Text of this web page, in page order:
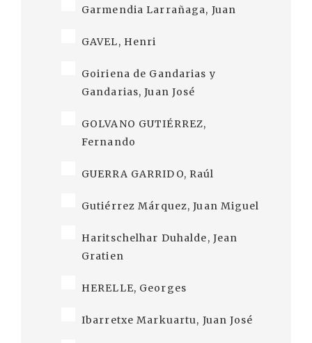
Garmendia Larrañaga, Juan
GAVEL, Henri
Goiriena de Gandarias y
Gandarias, Juan José
GOLVANO GUTIÉRREZ,
Fernando
GUERRA GARRIDO, Raúl
Gutiérrez Márquez, Juan Miguel
Haritschelhar Duhalde, Jean
Gratien
HERELLE, Georges
Ibarretxe Markuartu, Juan José